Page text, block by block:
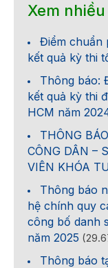
Xem
Điểm chuẩn
kết quả kỳ thi
Thông báo:
kết quả kỳ thi
HCM năm
THÔNG
CÔNG DÂN –
VIÊN KHÓA
Thông báo
hệ chính quy
công bố danh
năm 2025
Thông báo